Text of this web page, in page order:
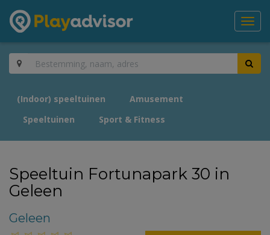
(Indoor) speeltuinen
Amusement
Speeltuinen
Sport & Fitness
Speeltuin Fortunapark 30 in
Geleen
Geleen